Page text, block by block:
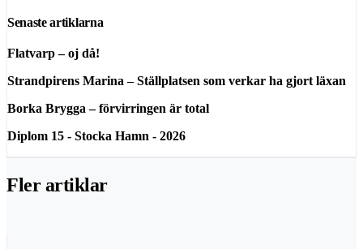
Senaste artiklarna
Flatvarp – oj då!
Strandpirens Marina – Ställplatsen som verkar ha gjort läxan
Borka Brygga – förvirringen är total
Diplom 15 - Stocka Hamn - 2026
Fler artiklar